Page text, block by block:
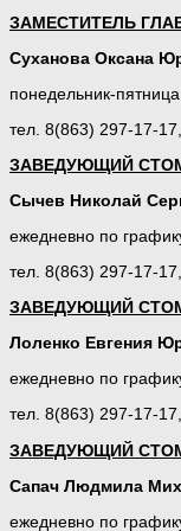
ЗАМЕСТИТЕЛЬ
Суханова Оксана
понедельник-
тел. 8(863) 297-17-
ЗАВЕДУЮЩИЙ
Сычев Николай
ежедневно по
тел. 8(863) 297-17-
ЗАВЕДУЮЩИЙ
Лоленко Евгения
ежедневно по
тел. 8(863) 297-17-
ЗАВЕДУЮЩИЙ
Сапач Людмила
ежедневно по